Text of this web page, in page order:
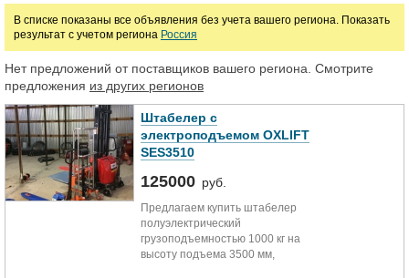
Марка
В списке показаны все объявления без учета вашего региона. Показать
результат с учетом региона Россия
Нет предложений от поставщиков вашего региона. Смотрите
предложения из других регионов
Штабелер с
электроподъемом OXLIFT
SES3510
125000 руб.
Предлагаем купить штабелер
полуэлектрический
грузоподъемностью 1000 кг на
высоту подъема 3500 мм,